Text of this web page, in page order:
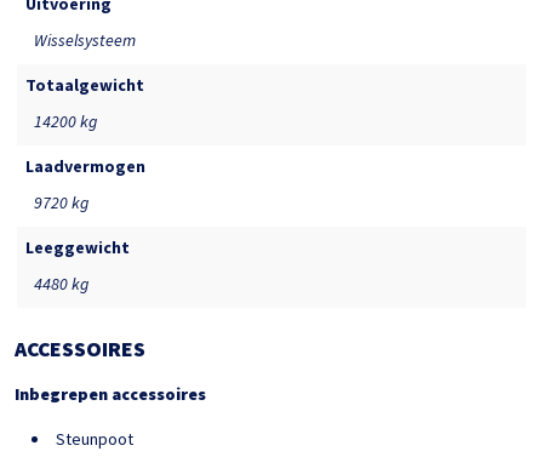
Wisselsysteem
Totaalgewicht
14200 kg
Laadvermogen
9720 kg
Leeggewicht
4480 kg
ACCESSOIRES
Inbegrepen accessoires
Steunpoot